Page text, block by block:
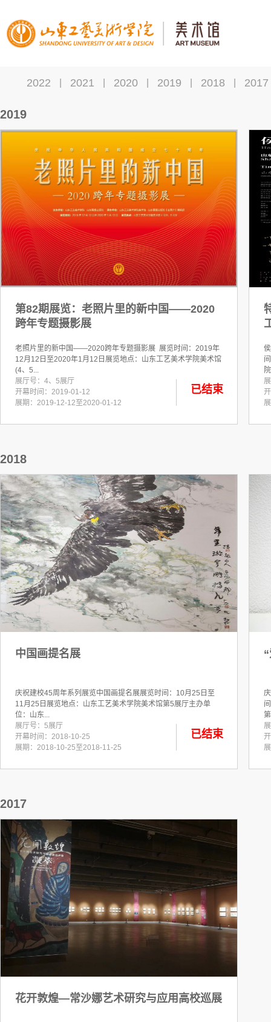
2022 2021 2020 2019 2018 2017
2019
第82期展览：老照片里的新中国——2020
跨年专题摄影展
老照片里的新中国——2020跨年专题摄影展 展览时间：2019年
12月12日至2020年1月12日展览地点：山东工艺美术学院美术馆
(4、5...
展厅号：4、5展厅
开幕时间：2019-01-12
展期：2019-12-12至2020-01-12
已结束
2018
中国画提名展
‍庆祝建校45周年系列展览中国画提名展展览时间：10月25日至
11月25日展览地点：山东工艺美术学院美术馆第5展厅主办单
位：山东...
展厅号：5展厅
开幕时间：2018-10-25
展期：2018-10-25至2018-11-25
已结束
2017
花开敦煌—常沙娜艺术研究与应用高校巡展